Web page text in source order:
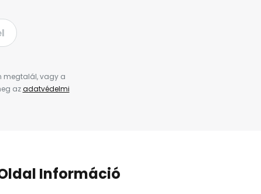
megtalál, vagy a
azadatvédelmi
Információ